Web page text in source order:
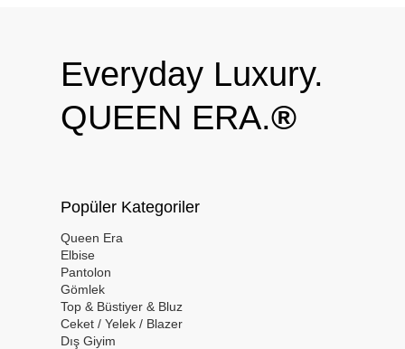
Everyday Luxury.
QUEEN ERA.®
Popüler Kategoriler
Queen Era
Elbise
Pantolon
Gömlek
Top & Büstiyer & Bluz
Ceket / Yelek / Blazer
Dış Giyim